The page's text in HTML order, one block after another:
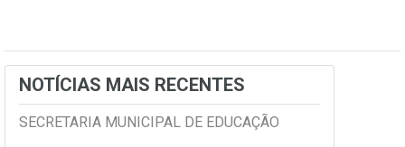
NOTÍCIAS MAIS RECENTES
SECRETARIA MUNICIPAL DE EDUCAÇÃO